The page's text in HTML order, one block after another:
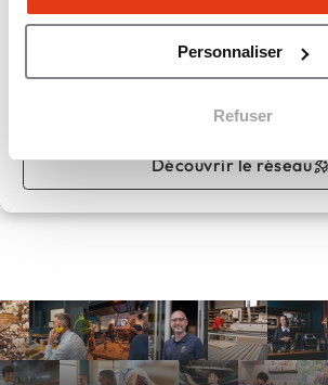
Personnaliser
Refuser
Pollen,
Concentré d'entreprises
0 €
Découvrir le réseau